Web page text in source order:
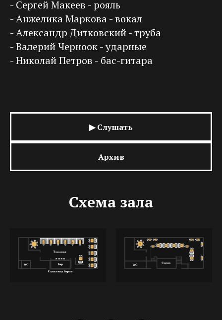
- Сергей Макеев - рояль
- Анжелика Маркова - вокал
- Александр Дитковский - труба
- Валерий Черноок - ударные
- Николай Петров - бас-гитара
▶ Слушать
Архив
Схема зала